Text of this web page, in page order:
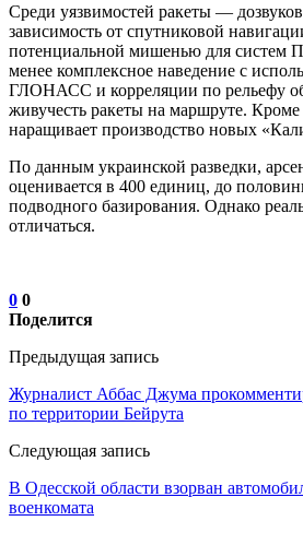
Среди уязвимостей ракеты —
зависимость от спутниковой
потенциальной мишенью для
менее комплексное наведение с
ГЛОНАСС и корреляции по рельефу
живучесть ракеты на маршруте. Кроме
наращивает производство новых
По данным украинской разведки,
оценивается в 400 единиц, до
подводного базирования. Однако
отличаться.
0 0
Поделится
Предыдущая запись
Журналист Аббас Джума
по территории Бейрута
Следующая запись
В Одесской области взорван
военкомата